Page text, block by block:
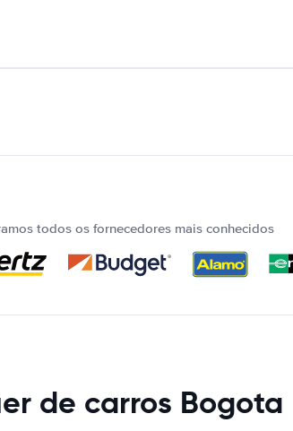
todos os fornecedores mais conhecidos
de carros Bogota